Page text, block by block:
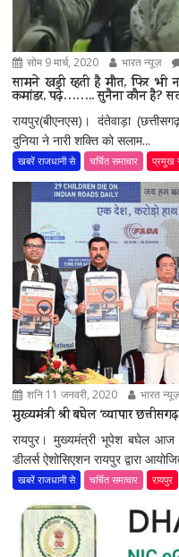
सोम 9 मार्च, 2020 भारत न्यूज़
सामने खड़ी रहती है मौत, फिर भी
कमांडर, पढ़े…….. सुनैना कौन है?
रायपुर(बीएनएस)। दंतेवाड़ा
दुनिया ने नारी शक्ति को सलाम...
खबरें राजधानी से चर्चित समाचार प्रमुख
शनि 11 जनवरी, 2020 भारत
मुख्यमंत्री श्री बघेल ‘व्यापार
रायपुर। मुख्यमंत्री भूपेश बघेल आज
डीलर्स ऐशोसिएशन रायपुर द्वारा
खबरें राजधानी से चर्चित समाचार रायपुर